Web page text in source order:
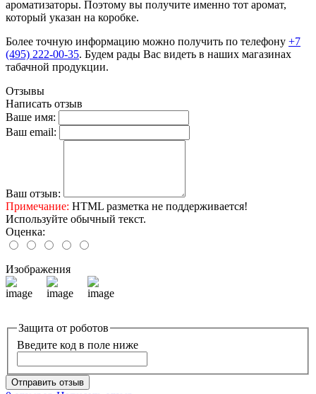
ароматизаторы. Поэтому вы получите именно тот аромат,
который указан на коробке.
Более точную информацию можно получить по телефону +7
(495) 222-00-35. Будем рады Вас видеть в наших магазинах
табачной продукции.
Отзывы
Написать отзыв
Ваше имя:
Ваш email:
Ваш отзыв:
Примечание: HTML разметка не поддерживается!
Используйте обычный текст.
Оценка:
Изображения
Защита от роботов
Введите код в поле ниже
Отправить отзыв